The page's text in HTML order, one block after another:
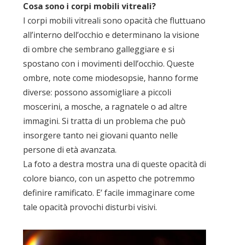
Cosa sono i corpi mobili vitreali?
I corpi mobili vitreali sono opacità che fluttuano
all’interno dell’occhio e determinano la visione
di ombre che sembrano galleggiare e si
spostano con i movimenti dell’occhio. Queste
ombre, note come miodesopsie, hanno forme
diverse: possono assomigliare a piccoli
moscerini, a mosche, a ragnatele o ad altre
immagini. Si tratta di un problema che può
insorgere tanto nei giovani quanto nelle
persone di età avanzata.
La foto a destra mostra una di queste opacità di
colore bianco, con un aspetto che potremmo
definire ramificato. E’ facile immaginare come
tale opacità provochi disturbi visivi.